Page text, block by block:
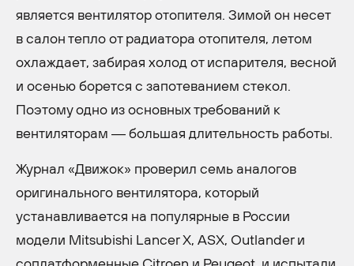
является вентилятор отопителя. Зимой он несет
в салон тепло от радиатора отопителя, летом
охлаждает, забирая холод от испарителя, весной
и осенью борется с запотеванием стекол.
Поэтому одно из основных требований к
вентиляторам — большая длительность работы.
Журнал «Движок» проверил семь аналогов
оригинального вентилятора, который
устанавливается на популярные в России
модели Mitsubishi Lancer X, ASX, Outlander и